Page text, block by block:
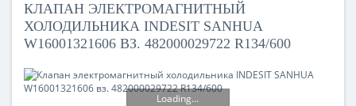
КЛАПАН ЭЛЕКТРОМАГНИТНЫЙ
ХОЛОДИЛЬНИКА INDESIT SANHUA
W16001321606 ВЗ. 482000029722 R134/600
Loading...